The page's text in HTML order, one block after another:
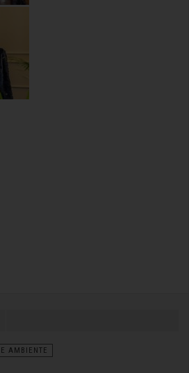
AMBIENTE